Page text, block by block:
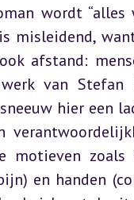
wordt
misleidend,
afstand:
van Stefan
hier een
zoals
en handen